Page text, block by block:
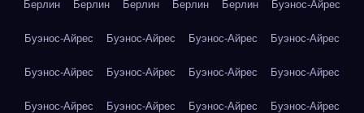
Берлин Берлин Берлин Берлин Берлин Буэнос-Айрес
Буэнос-Айрес Буэнос-Айрес Буэнос-Айрес Буэнос-Айрес
Буэнос-Айрес Буэнос-Айрес Буэнос-Айрес Буэнос-Айрес
Буэнос-Айрес Буэнос-Айрес Буэнос-Айрес Буэнос-Айрес